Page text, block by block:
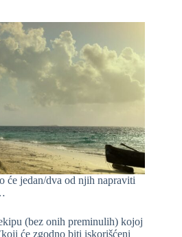
jedan/dva od njih napraviti
(bez onih preminulih) kojoj
će zgodno biti iskorišćeni